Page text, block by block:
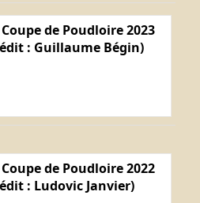
de Poudloire 2023
: Guillaume Bégin)
de Poudloire 2022
: Ludovic Janvier)